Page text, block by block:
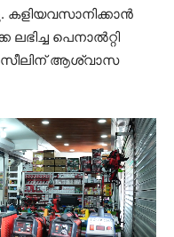
കളിയവസാനിക്കാന്‍
ലഭിച്ച പെനാല്‍റ്റി
ആശ്വാസ